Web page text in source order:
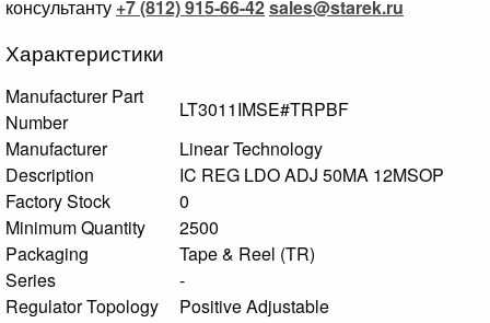
консультанту +7 (812) 915-66-42sales@starek.ru
Характеристики
Manufacturer Part
Number
LT3011IMSE#TRPBF
Manufacturer
Linear Technology
Description
IC REG LDO ADJ 50MA 12MSOP
Factory Stock
0
Minimum Quantity
2500
Packaging
Tape & Reel (TR)
Series
-
Regulator Topology
Positive Adjustable